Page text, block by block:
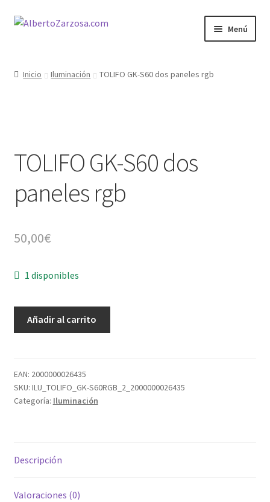
Ir
Ir
Menú
AZ Filosofía
AZ Operadores / Creadores
Inicio Iluminación TOLIFO GK-S60 dos paneles rgb
TOLIFO GK-S60 dos
paneles rgb
50,00€
1 disponibles
paneles
rgb
cantidad
Añadir al carrito
EAN: 2000000026435
SKU: ILU_TOLIFO_GK-S60RGB_2_2000000026435
Categoría: Iluminación
Descripción
Valoraciones (0)